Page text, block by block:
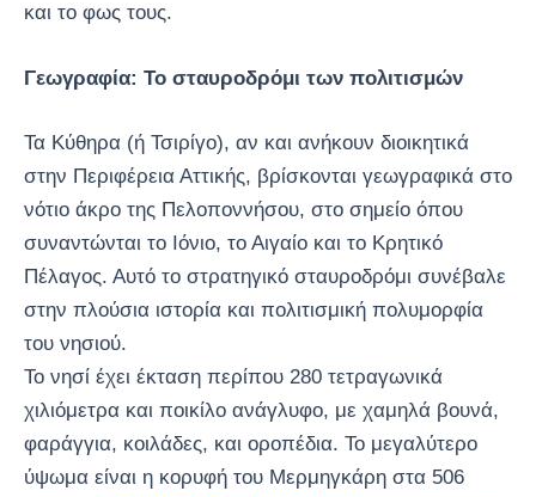
και το φως τους.
Γεωγραφία: Το σταυροδρόμι των πολιτισμών
Τα Κύθηρα (ή Τσιρίγο), αν και ανήκουν διοικητικά
στην Περιφέρεια Αττικής, βρίσκονται γεωγραφικά στο
νότιο άκρο της Πελοποννήσου, στο σημείο όπου
συναντώνται το Ιόνιο, το Αιγαίο και το Κρητικό
Πέλαγος. Αυτό το στρατηγικό σταυροδρόμι συνέβαλε
στην πλούσια ιστορία και πολιτισμική πολυμορφία
του νησιού.
Το νησί έχει έκταση περίπου 280 τετραγωνικά
χιλιόμετρα και ποικίλο ανάγλυφο, με χαμηλά βουνά,
φαράγγια, κοιλάδες, και οροπέδια. Το μεγαλύτερο
ύψωμα είναι η κορυφή του Μερμηγκάρη στα 506